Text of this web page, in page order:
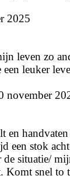
2025
leven zo
leuker
november
een stok
situatie/
snel to